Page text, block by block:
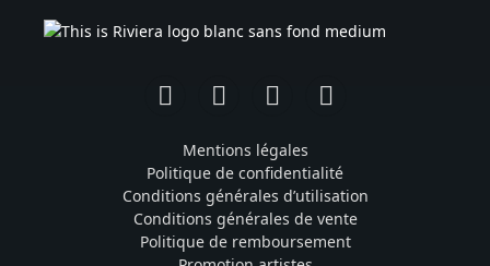
FacebookInstagramTikTok YouTube
Mentions légales
Politique de confidentialité
Conditions générales d’utilisation
Conditions générales de vente
Politique de remboursement